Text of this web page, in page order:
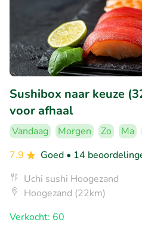
Sushibox naar keuze
voor afhaal
Vandaag Morgen Zo Ma
7.9
Goed • 14
Uchi sushi Hoogezand
Hoogezand (22km)
Verkocht: 60